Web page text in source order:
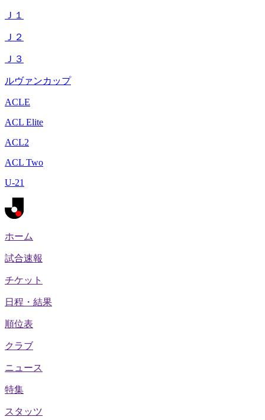
Ｊ１
Ｊ２
Ｊ３
ルヴァンカップ
ACLE
ACL Elite
ACL2
ACL Two
U-21
ホーム
試合速報
チケット
日程・結果
順位表
クラブ
ニュース
特集
スタッツ